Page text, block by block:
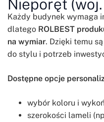
Nieporęt
Każdy budynek wymaga
dlatego ROLBEST
na wymiar. Dzięki temu
do stylu i potrzeb
Dostępne opcje
wybór koloru i
szerokości lameli